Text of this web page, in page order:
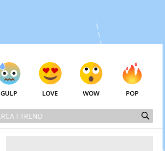
GULP LOVE WOW POP